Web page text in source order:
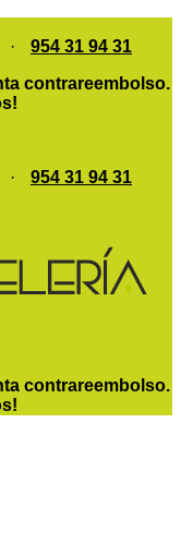
·
954 31 94 31
contrareembolso.
· 954 31 94 31
contrareembolso.